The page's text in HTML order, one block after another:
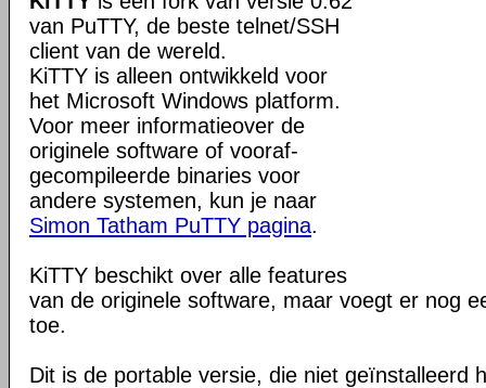
van PuTTY, de beste telnet/SSH
client van de wereld.
KiTTY is alleen ontwikkeld voor
het Microsoft Windows platform.
Voor meer informatieover de
originele software of vooraf-
gecompileerde binaries voor
andere systemen, kun je naar
Simon Tatham PuTTY pagina.
KiTTY beschikt over alle features
van de originele software, maar voegt er nog
toe.
Dit is de portable versie, die niet geïnstalleerd